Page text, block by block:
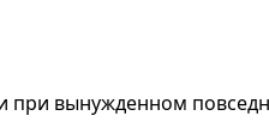
при вынужденном